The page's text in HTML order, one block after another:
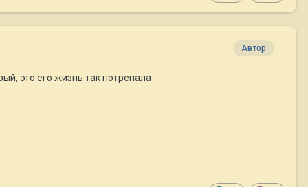
Автор
это его жизнь так потрепала